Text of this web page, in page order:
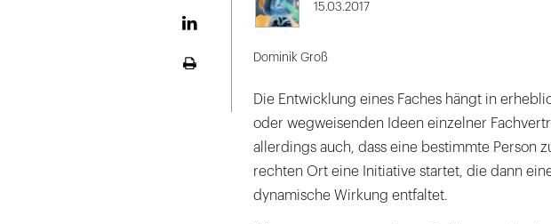
15.03.2017
Dominik Groß
Die Entwicklung eines Faches hängt in
oder wegweisenden Ideen einzelner
allerdings auch, dass eine bestimmte Person
rechten Ort eine Initiative startet, die dann
dynamische Wirkung entfaltet.